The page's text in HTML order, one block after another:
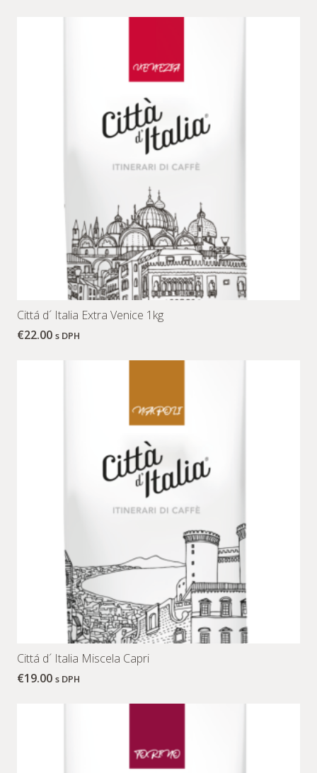
Cittá d´ Italia Extra Venice 1kg
€22.00 s DPH
Cittá d´ Italia Miscela Capri
€19.00 s DPH